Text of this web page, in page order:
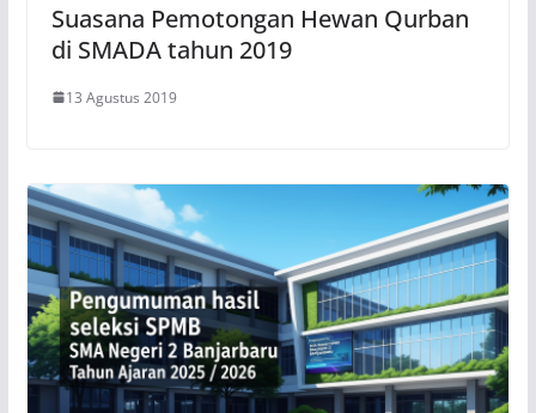
Suasana Pemotongan Hewan Qurban
di SMADA tahun 2019
13 Agustus 2019